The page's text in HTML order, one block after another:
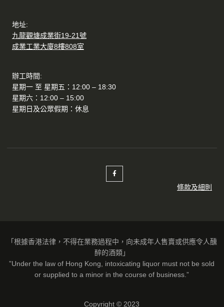
地址:
九龍觀塘成業街19-21號
成業工業大廈8樓808室
辦工時間:
星期一 至 星期五：12:00 – 18:30
星期六：12:00 – 15:00
星期日及公眾假期：休息
條款及細則
「根據香港法律，不得在業務過程中，向未成年人售賣或供應令人醺
醉的酒類」
”Under the law of Hong Kong, intoxicating liquor must not be sold
or supplied to a minor in the course of business.”
Copyright © 2023